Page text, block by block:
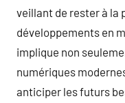
veillant de rester à la
développements en
implique non
numériques
anticiper les futurs